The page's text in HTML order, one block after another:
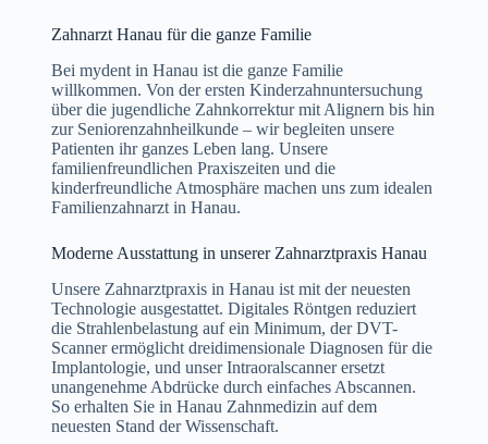
Zahnarzt Hanau für die ganze Familie
Bei mydent in Hanau ist die ganze Familie
willkommen. Von der ersten Kinderzahnuntersuchung
über die jugendliche Zahnkorrektur mit Alignern bis hin
zur Seniorenzahnheilkunde – wir begleiten unsere
Patienten ihr ganzes Leben lang. Unsere
familienfreundlichen Praxiszeiten und die
kinderfreundliche Atmosphäre machen uns zum idealen
Familienzahnarzt in Hanau.
Moderne Ausstattung in unserer Zahnarztpraxis Hanau
Unsere Zahnarztpraxis in Hanau ist mit der neuesten
Technologie ausgestattet. Digitales Röntgen reduziert
die Strahlenbelastung auf ein Minimum, der DVT-
Scanner ermöglicht dreidimensionale Diagnosen für die
Implantologie, und unser Intraoralscanner ersetzt
unangenehme Abdrücke durch einfaches Abscannen.
So erhalten Sie in Hanau Zahnmedizin auf dem
neuesten Stand der Wissenschaft.